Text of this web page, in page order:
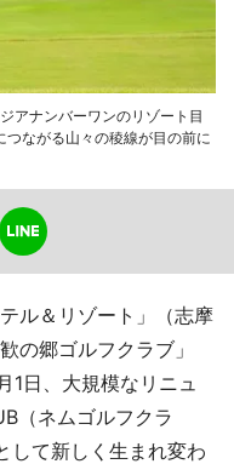
アナンバーワンのリゾート目
ながる山々の稜線が目の前に
ル＆リゾート」（志摩
の郷ゴルフクラブ」
1日、大規模なリニュ
（ネムゴルフクラ
して新しく生まれ変わ